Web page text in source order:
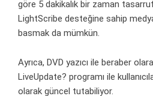
göre 5 dakikalık bir zaman
LightScribe desteğine sahip
basmak da mümkün.
Ayrıca, DVD yazıcı ile beraber
LiveUpdate? programı ile
olarak güncel tutabiliyor.